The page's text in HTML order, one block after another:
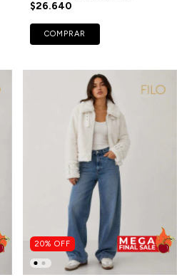
$26.640
COMPRAR
20% OFF